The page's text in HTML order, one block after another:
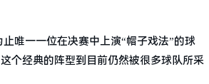
唯一一位在决赛中上演“帽子戏法”的球
个经典的阵型到目前仍然被很多球队所采